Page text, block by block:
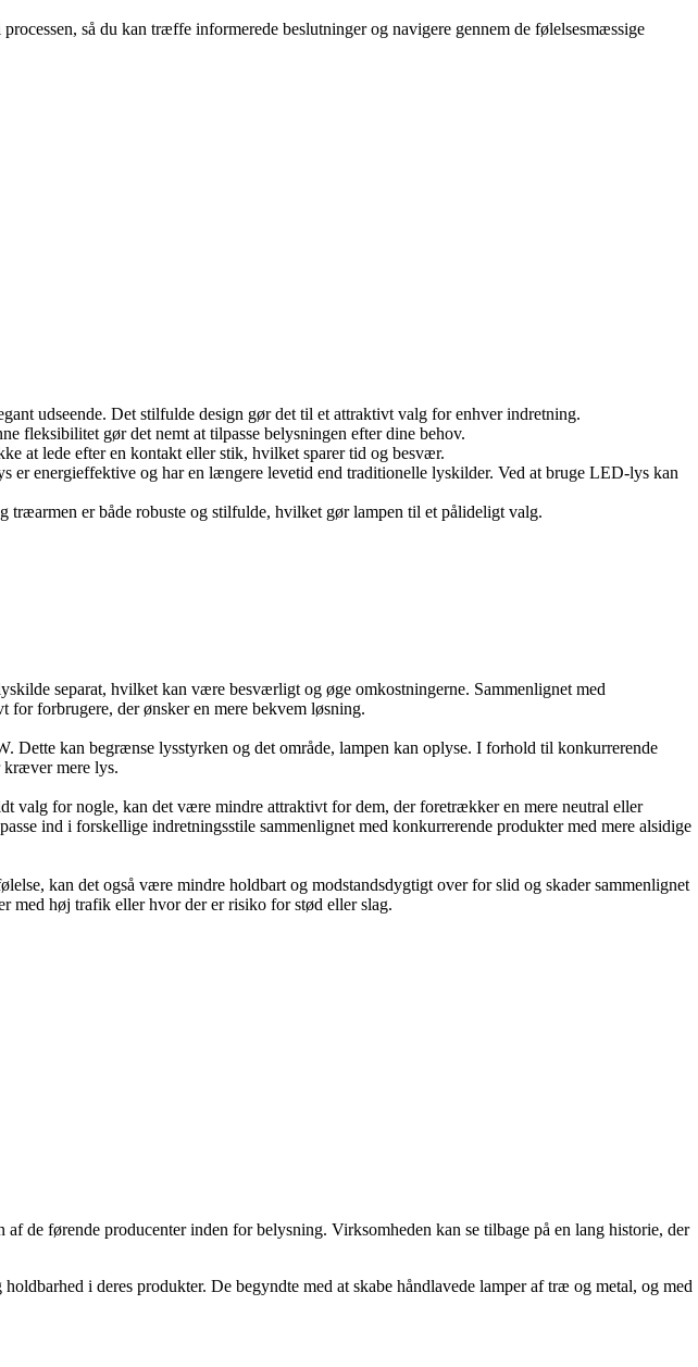
så du kan træffe informerede beslutninger og navigere gennem de følelsesmæssige
udseende. Det stilfulde design gør det til et attraktivt valg for enhver indretning.
fleksibilitet gør det nemt at tilpasse belysningen efter dine behov.
at lede efter en kontakt eller stik, hvilket sparer tid og besvær.
energieffektive og har en længere levetid end traditionelle lyskilder. Ved at bruge LED-lys kan
træarmen er både robuste og stilfulde, hvilket gør lampen til et pålideligt valg.
separat, hvilket kan være besværligt og øge omkostningerne. Sammenlignet med
for forbrugere, der ønsker en mere bekvem løsning.
Dette kan begrænse lysstyrken og det område, lampen kan oplyse. I forhold til konkurrerende
kræver mere lys.
valg for nogle, kan det være mindre attraktivt for dem, der foretrækker en mere neutral eller
ind i forskellige indretningsstile sammenlignet med konkurrerende produkter med mere alsidige
kan det også være mindre holdbart og modstandsdygtigt over for slid og skader sammenlignet
med høj trafik eller hvor der er risiko for stød eller slag.
de førende producenter inden for belysning. Virksomheden kan se tilbage på en lang historie, der
i deres produkter. De begyndte med at skabe håndlavede lamper af træ og metal, og med